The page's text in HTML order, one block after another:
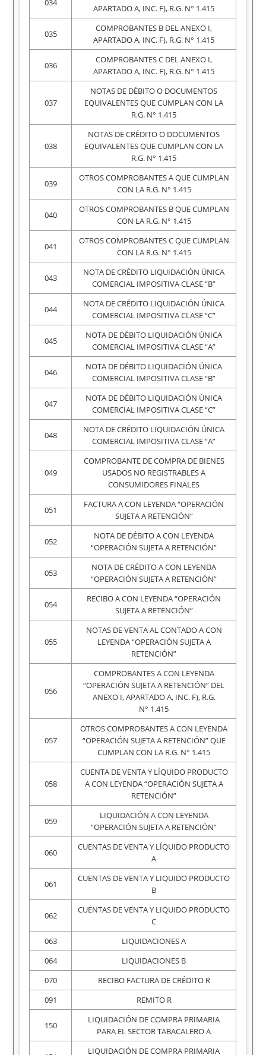
034
APARTADO A, INC. F), R.G. N° 1.415
035
COMPROBANTES B DEL ANEXO I,
APARTADO A, INC. F), R.G. N° 1.415
036
COMPROBANTES C DEL ANEXO I,
APARTADO A, INC. F), R.G. N° 1.415
037
NOTAS DE DÉBITO O DOCUMENTOS
EQUIVALENTES QUE CUMPLAN CON LA
R.G. N° 1.415
038
NOTAS DE CRÉDITO O DOCUMENTOS
EQUIVALENTES QUE CUMPLAN CON LA
R.G. N° 1.415
039
OTROS COMPROBANTES A QUE CUMPLAN
CON LA R.G. N° 1.415
040
OTROS COMPROBANTES B QUE CUMPLAN
CON LA R.G. N° 1.415
041
OTROS COMPROBANTES C QUE CUMPLAN
CON LA R.G. N° 1.415
043
NOTA DE CRÉDITO LIQUIDACIÓN ÚNICA
COMERCIAL IMPOSITIVA CLASE “B”
044
NOTA DE CRÉDITO LIQUIDACIÓN ÚNICA
COMERCIAL IMPOSITIVA CLASE “C”
045
NOTA DE DÉBITO LIQUIDACIÓN ÚNICA
COMERCIAL IMPOSITIVA CLASE “A”
046
NOTA DE DÉBITO LIQUIDACIÓN ÚNICA
COMERCIAL IMPOSITIVA CLASE “B”
047
NOTA DE DÉBITO LIQUIDACIÓN ÚNICA
COMERCIAL IMPOSITIVA CLASE “C”
048
NOTA DE CRÉDITO LIQUIDACIÓN ÚNICA
COMERCIAL IMPOSITIVA CLASE “A”
049
COMPROBANTE DE COMPRA DE BIENES
USADOS NO REGISTRABLES A
CONSUMIDORES FINALES
051
FACTURA A CON LEYENDA “OPERACIÓN
SUJETA A RETENCIÓN”
052
NOTA DE DÉBITO A CON LEYENDA
“OPERACIÓN SUJETA A RETENCIÓN”
053
NOTA DE CRÉDITO A CON LEYENDA
“OPERACIÓN SUJETA A RETENCIÓN”
054
RECIBO A CON LEYENDA “OPERACIÓN
SUJETA A RETENCIÓN”
055
NOTAS DE VENTA AL CONTADO A CON
LEYENDA “OPERACIÓN SUJETA A
RETENCIÓN”
056
COMPROBANTES A CON LEYENDA
“OPERACIÓN SUJETA A RETENCIÓN” DEL
ANEXO I, APARTADO A, INC. F), R.G.
N° 1.415
057
OTROS COMPROBANTES A CON LEYENDA
“OPERACIÓN SUJETA A RETENCIÓN” QUE
CUMPLAN CON LA R.G. N° 1.415
058
CUENTA DE VENTA Y LÍQUIDO PRODUCTO
A CON LEYENDA “OPERACIÓN SUJETA A
RETENCIÓN”
059
LIQUIDACIÓN A CON LEYENDA
“OPERACIÓN SUJETA A RETENCIÓN”
060
CUENTAS DE VENTA Y LÍQUIDO PRODUCTO
A
061
CUENTAS DE VENTA Y LIQUIDO PRODUCTO
B
062
CUENTAS DE VENTA Y LIQUIDO PRODUCTO
C
063
LIQUIDACIONES A
064
LIQUIDACIONES B
070
RECIBO FACTURA DE CRÉDITO R
091
REMITO R
150
LIQUIDACIÓN DE COMPRA PRIMARIA
PARA EL SECTOR TABACALERO A
LIQUIDACIÓN DE COMPRA PRIMARIA